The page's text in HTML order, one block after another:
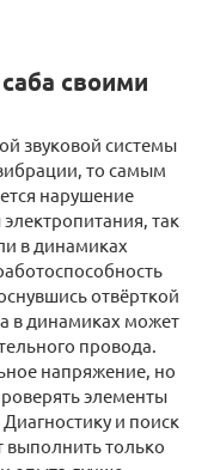
своими
звуковой системы
то самым
нарушение
электропитания, так
в динамиках
отвёрткой
в динамиках может
провода.
напряжение, но
элементы
и поиск
выполнить только